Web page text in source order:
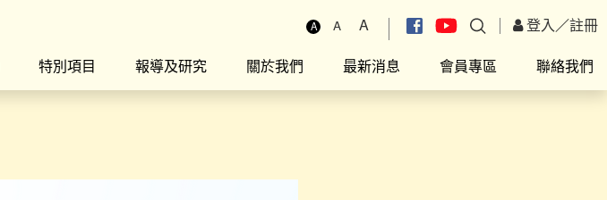
A A A 登入／註冊
特別項目 報導及研究 關於我們 最新消息 會員專區 聯絡我們